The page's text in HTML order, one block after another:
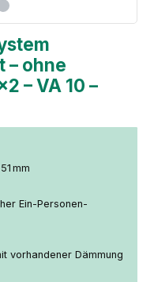
– ohne
– VA 10 –
mm
Ein-Personen-
vorhandener Dämmung